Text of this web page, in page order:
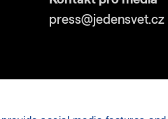
press@jedensvet.cz